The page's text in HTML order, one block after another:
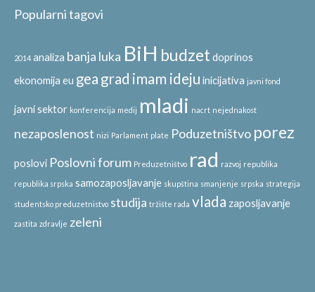
Popularni tagovi
2014 analiza banja luka BiH budzet doprinos
ekonomija eu gea grad imam ideju inicijativa javni fond
javni sektor konferencija medij mladi nacrt nejednakost
nezaposlenost nizi Parlament plate Poduzetništvo porez
poslovi Poslovni forum Preduzetništvo rad razvoj republika
republika srpska samozaposljavanje skupština smanjenje srpska strategija
studentsko preduzetnistvo studija tržište rada vlada zaposljavanje
zastita zdravlje zeleni